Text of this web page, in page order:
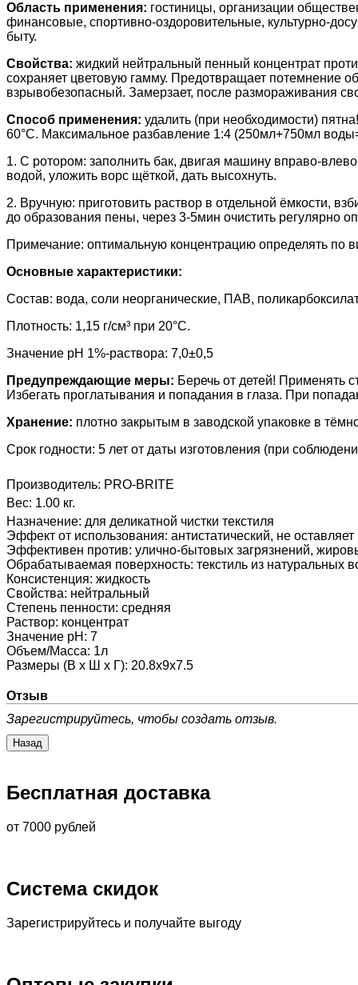
Область применения: гостиницы, организации
финансовые, спортивно-оздоровительные, культурно-
быту.
Свойства: жидкий нейтральный пенный концентрат
сохраняет цветовую гамму. Предотвращает потемнение
взрывобезопасный. Замерзает, после размораживания
Способ применения: удалить (при необходимости)
60°С. Максимальное разбавление 1:4 (250мл+750мл
1. С ротором: заполнить бак, двигая машину вправо-
водой, уложить ворс щёткой, дать высохнуть.
2. Вручную: приготовить раствор в отдельной ёмкости,
до образования пены, через 3-5мин очистить регулярно
Примечание: оптимальную концентрацию определять по
Основные характеристики:
Состав: вода, соли неорганические, ПАВ,
Плотность: 1,15 г/см³ при 20°C.
Значение pH 1%-раствора: 7,0±0,5
Предупреждающие меры: Беречь от детей! Применять
Избегать проглатывания и попадания в глаза. При
Хранение: плотно закрытым в заводской упаковке в
Срок годности: 5 лет от даты изготовления (при
Производитель: PRO-BRITE
Вес: 1.00 кг.
Назначение: для деликатной чистки текстиля
Эффект от использования: антистатический, не
Эффективен против: улично-бытовых загрязнений,
Обрабатываемая поверхность: текстиль из натуральных
Консистенция: жидкость
Свойства: нейтральный
Степень пенности: средняя
Раствор: концентрат
Значение pH : 7
Объем/Масса: 1л
Размеры (В х Ш х Г): 20.8x9x7.5
Отзыв
Зарегистрируйтесь, чтобы создать отзыв.
Бесплатная доставка
от 7000 рублей
Система скидок
Зарегистрируйтесь и получайте выгоду